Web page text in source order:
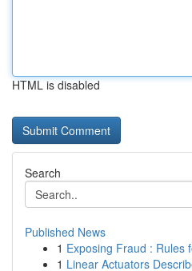
HTML is disabled
Search
Published News
1 Exposing Fraud : Rules
1 Linear Actuators